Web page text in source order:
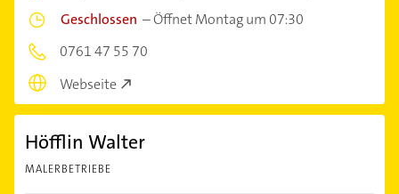
Geschlossen –Öffnet Montag um 07:30
0761 47 55 70
Webseite
Höfflin Walter
MALERBETRIEBE